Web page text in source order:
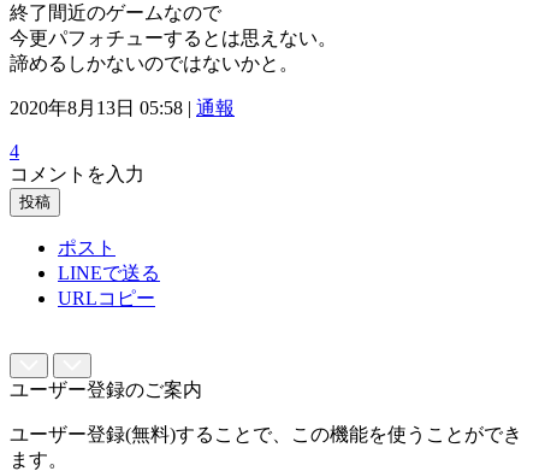
終了間近のゲームなので
今更パフォチューするとは思えない。
諦めるしかないのではないかと。
2020年8月13日 05:58 | 通報
4
コメントを入力
投稿
ポスト
LINEで送る
URLコピー
ユーザー登録のご案内
ユーザー登録(無料)することで、この機能を使うことができ
ます。